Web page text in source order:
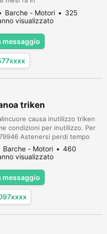
e cavi nuovi
fa. prezzo trattabile
3315777415
Barche - Motori
325
visualizzato
messaggio
triken
causa inutilizzo triken
condizioni per inutilizzo. Per
Astenersi perdi tempo
Barche - Motori
460
visualizzato
messaggio